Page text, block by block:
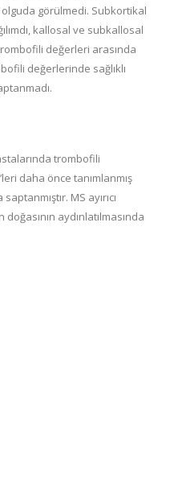
görülmedi. Subkortikal
kallosal ve subkallosal
değerleri arasında
değerlerinde sağlıklı
trombofili
daha önce tanımlanmış
MS ayırıcı
aydınlatılmasında